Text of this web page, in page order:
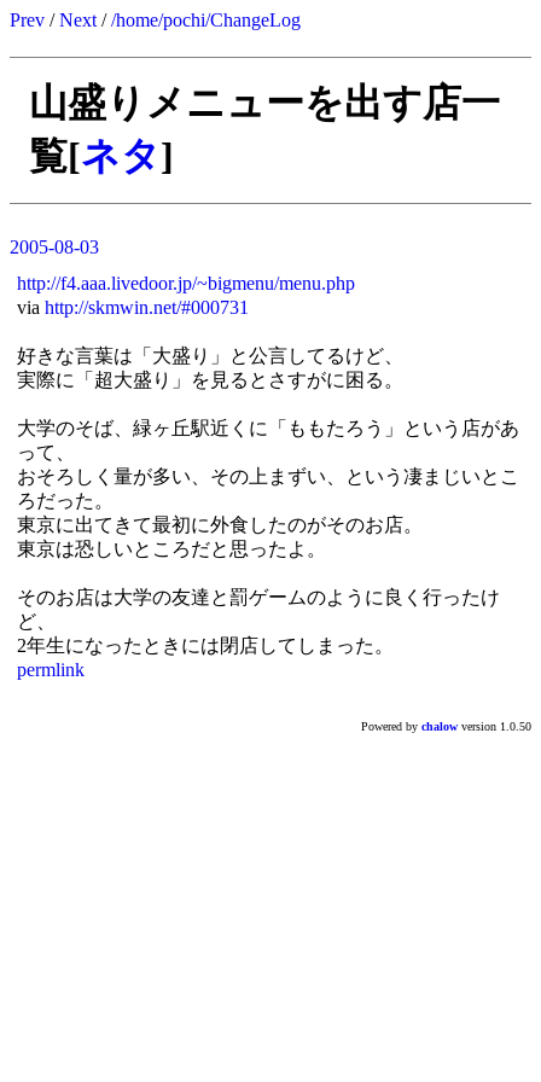
Prev /Next //home/pochi/ChangeLog
山盛りメニューを出す店一
覧[ネタ]
2005-08-03
http://f4.aaa.livedoor.jp/~bigmenu/menu.php
via http://skmwin.net/#000731
好きな言葉は「大盛り」と公言してるけど、
実際に「超大盛り」を見るとさすがに困る。
大学のそば、緑ヶ丘駅近くに「ももたろう」という店があ
って、
おそろしく量が多い、その上まずい、という凄まじいとこ
ろだった。
東京に出てきて最初に外食したのがそのお店。
東京は恐しいところだと思ったよ。
そのお店は大学の友達と罰ゲームのように良く行ったけ
ど、
2年生になったときには閉店してしまった。
permlink
Powered by chalow version 1.0.50